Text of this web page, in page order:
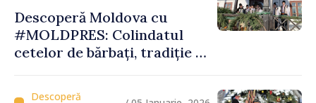
Descoperă Moldova cu
#MOLDPRES: Colindatul
cetelor de bărbați, tradiție și